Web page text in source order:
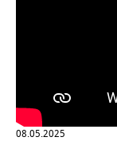
08.05.2025